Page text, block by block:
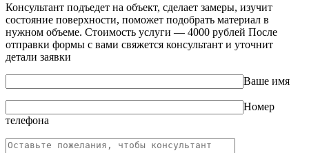
Консультант подъедет на объект, сделает замеры, изучит
состояние поверхности, поможет подобрать материал в
нужном объеме. Стоимость услуги — 4000 рублей После
отправки формы с вами свяжется консультант и уточнит
детали заявки
Ваше имя
Номер
телефона